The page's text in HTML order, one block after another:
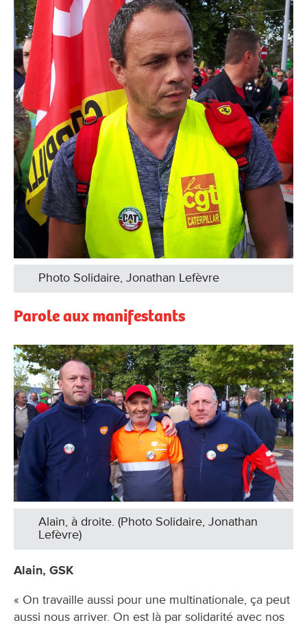
Photo Solidaire, Jonathan Lefèvre
Parole aux manifestants
Alain, à droite. (Photo Solidaire, Jonathan
Lefèvre)
Alain, GSK
« On travaille aussi pour une multinationale, ça peut
aussi nous arriver. On est là par solidarité avec nos